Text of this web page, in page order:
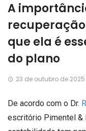
A
que ela é
do plano
23 de outubro de 2025
De acordo com o Dr.
escritório Pimentel &